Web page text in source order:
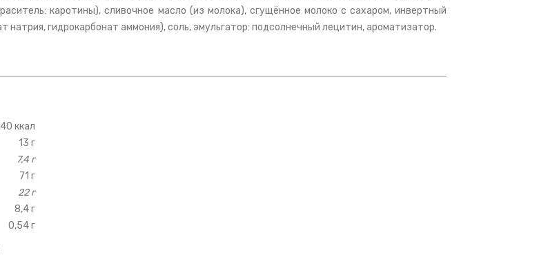
каротины), сливочное масло (из молока), сгущённое молоко с сахаром, инвертный
гидрокарбонат аммония), соль, эмульгатор: подсолнечный лецитин, ароматизатор.
ккал
13 г
7,4 г
71 г
22 г
8,4 г
0,54 г